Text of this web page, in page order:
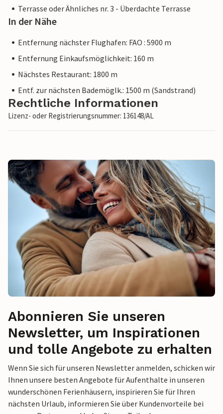
Terrasse oder Ähnliches nr. 3 - Überdachte Terrasse
In der Nähe
Entfernung nächster Flughafen: FAO : 5900 m
Entfernung Einkaufsmöglichkeit: 160 m
Nächstes Restaurant: 1800 m
Entf. zur nächsten Bademöglk.: 1500 m (Sandstrand)
Rechtliche Informationen
Lizenz- oder Registrierungsnummer: 136148/AL
Abonnieren Sie unseren
Newsletter, um Inspirationen
und tolle Angebote zu erhalten
Wenn Sie sich für unseren Newsletter anmelden, schicken wir
Ihnen unsere besten Angebote für Aufenthalte in unseren
wunderschönen Ferienhäusern, inspirieren Sie für Ihren
nächsten Urlaub, informieren Sie über Kundenvorteile bei